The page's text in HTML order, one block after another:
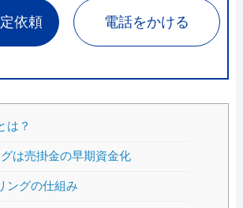
依頼 電話をかける
は？
は売掛金の早期資金化
ングの仕組み